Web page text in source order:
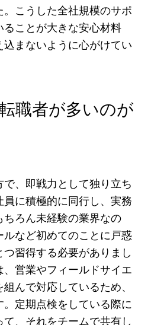
。こうした全社規模のサポ
ることが大きな安心材料
まないように心がけてい
職者が多いのが
、即戦力として独り立ち
に積極的に同行し、実務
ちろん未経験の業界なの
ルなど初めてのことに戸惑
習得する必要がありまし
営業やフィールドサイエ
んで対応しているため、
定期点検をしている際に
、それをチームで共有し